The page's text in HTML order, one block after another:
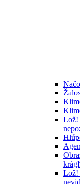
Lož!
Lož!